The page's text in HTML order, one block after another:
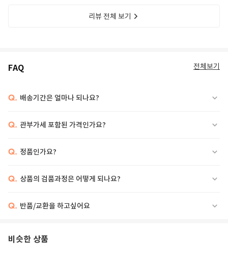
리뷰 전체 보기
FAQ 전체보기
Q. 배송기간은 얼마나 되나요?
Q. 관부가세 포함된 가격인가요?
Q. 정품인가요?
Q. 상품의 검품과정은 어떻게 되나요?
Q. 반품/교환을 하고싶어요
비슷한 상품